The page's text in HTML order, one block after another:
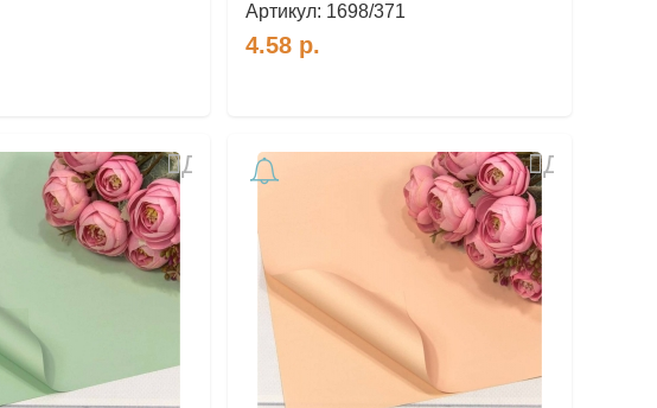
Артикул: 1698/371
4.58 р.
Добавить
в
избранное
Добавить
в
избранное